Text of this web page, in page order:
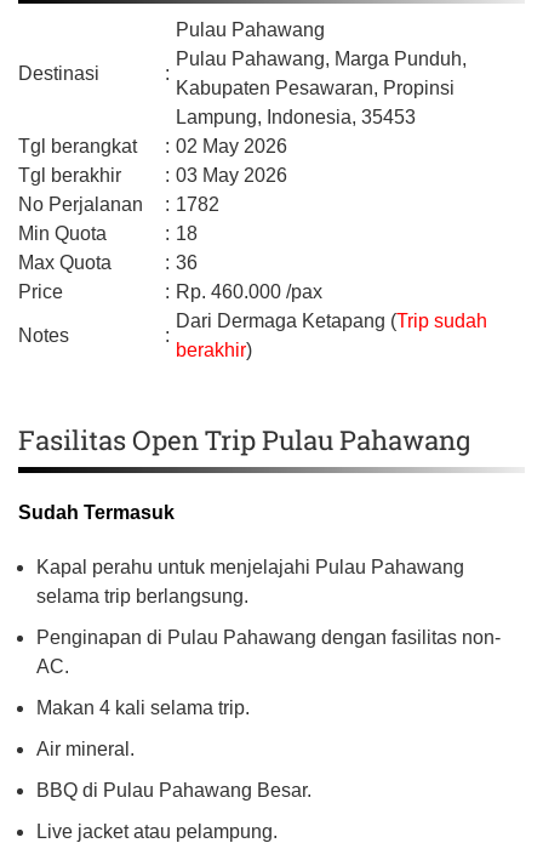
Destinasi :
Pulau Pahawang
Pulau Pahawang, Marga Punduh,
Kabupaten Pesawaran, Propinsi
Lampung, Indonesia, 35453
Tgl berangkat
: 02 May 2026
Tgl berakhir
: 03 May 2026
No Perjalanan
: 1782
Min Quota
: 18
Max Quota
: 36
Price
: Rp. 460.000 /pax
Notes :
Dari Dermaga Ketapang (Trip sudah
berakhir)
Fasilitas Open Trip Pulau Pahawang
Sudah Termasuk
Kapal perahu untuk menjelajahi Pulau Pahawang
selama trip berlangsung.
Penginapan di Pulau Pahawang dengan fasilitas non-
AC.
Makan 4 kali selama trip.
Air mineral.
BBQ di Pulau Pahawang Besar.
Live jacket atau pelampung.